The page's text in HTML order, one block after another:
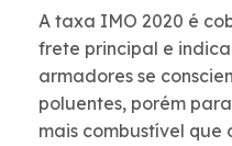
A taxa IMO 2020 é
frete principal e
armadores se
poluentes, porém
mais combustível que